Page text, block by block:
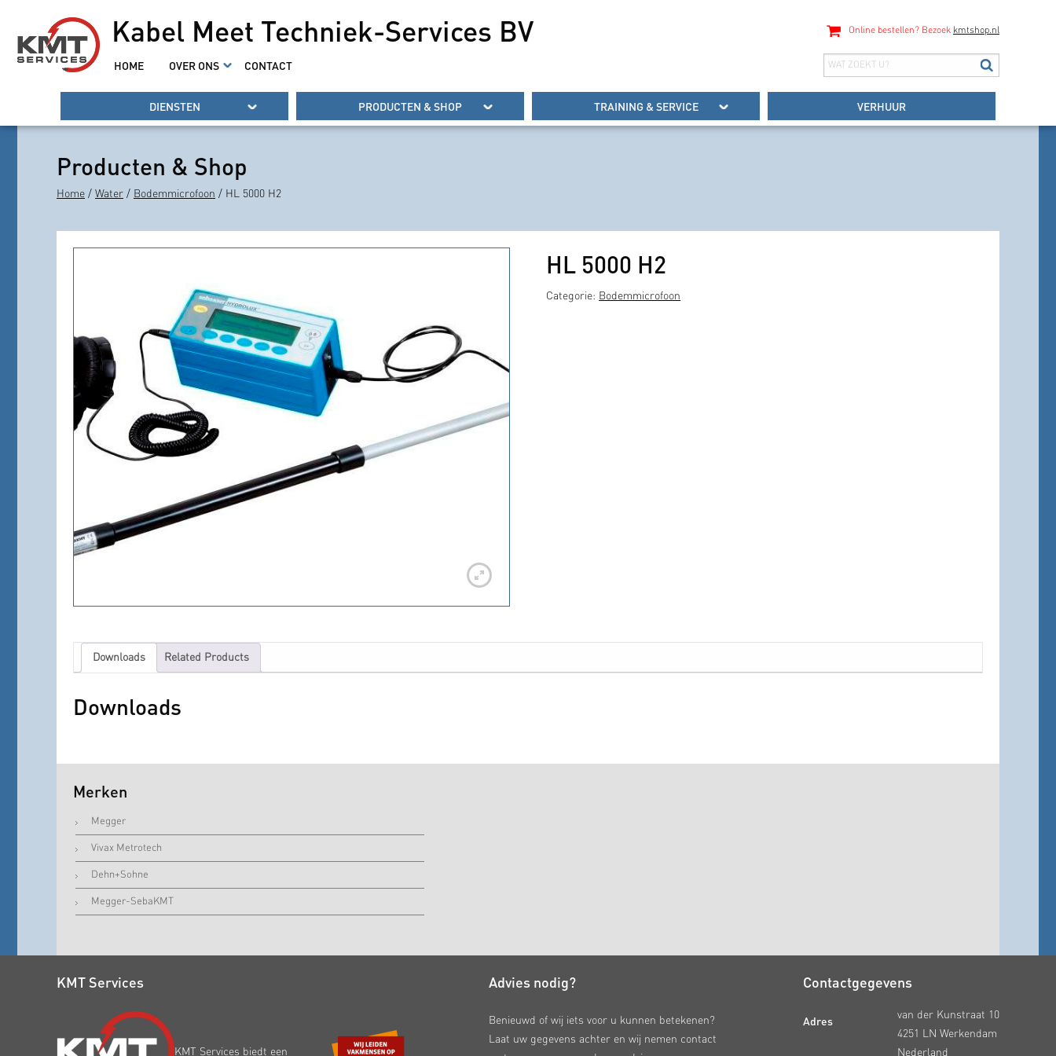
Kabel Meet Techniek-Services BV
HOME OVER ONS CONTACT
Online bestellen? Bezoek kmtshop.nl
DIENSTEN PRODUCTEN & SHOP TRAINING & SERVICE VERHUUR
Producten & Shop
Home / Water / Bodemmicrofoon / HL 5000 H2
HL 5000 H2
Categorie: Bodemmicrofoon
Downloads Related Products
Downloads
Merken
Megger
Vivax Metrotech
Dehn+Sohne
Megger-SebaKMT
KMT Services
KMT Services biedt een
Advies nodig?
Benieuwd of wij iets voor u kunnen betekenen?
Laat uw gegevens achter en wij nemen contact
Contactgegevens
Adres
van der Kunstraat 10
4251 LN Werkendam
Nederland